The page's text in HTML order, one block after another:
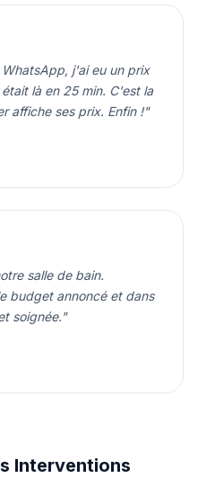
j'ai eu un prix
là en 25 min. C'est la
affiche ses prix. Enfin !"
salle de bain.
budget annoncé et dans
soignée."
Interventions